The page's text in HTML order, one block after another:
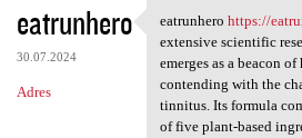
eatrunhero
30.07.2024
Adres
eatrunhero https:/
eatrunhero https://
extensive scientific
emerges as a beacon
contending with the
tinnitus. Its formula
of five plant-based